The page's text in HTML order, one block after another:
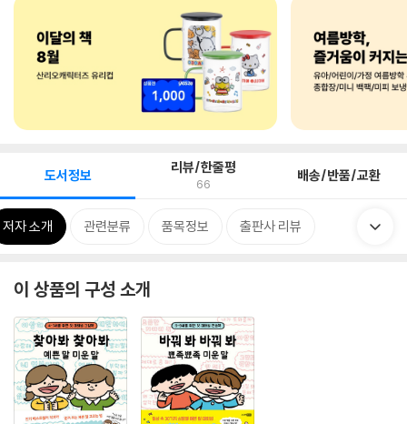
도서정보 리뷰/한줄평
66 배송/반품/교환
저자 소개 관련분류 품목정보 출판사 리뷰
이 상품의 구성 소개